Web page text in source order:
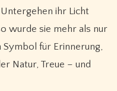
ihr Licht
wurde sie mehr als nur
Symbol für Erinnerung,
Natur, Treue – und